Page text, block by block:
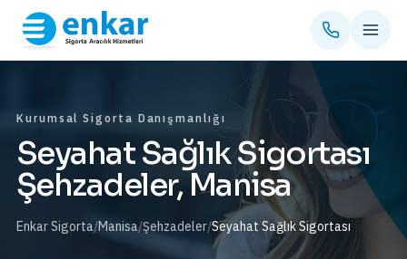
Kurumsal Sigorta Danışmanlığı
Seyahat Sağlık Sigortası
Şehzadeler, Manisa
Enkar Sigorta/Manisa/Şehzadeler/Seyahat Sağlık Sigortası